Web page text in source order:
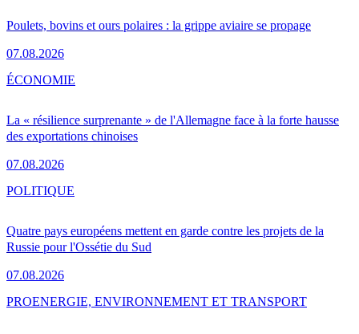
Poulets, bovins et ours polaires : la grippe aviaire se propage
07.08.2026
La « résilience surprenante » de l'Allemagne face à la forte hausse
des exportations chinoises
07.08.2026
ÉCONOMIE
Quatre pays européens mettent en garde contre les projets de la
Russie pour l'Ossétie du Sud
07.08.2026
POLITIQUE
PROENERGIE, ENVIRONNEMENT ET TRANSPORT